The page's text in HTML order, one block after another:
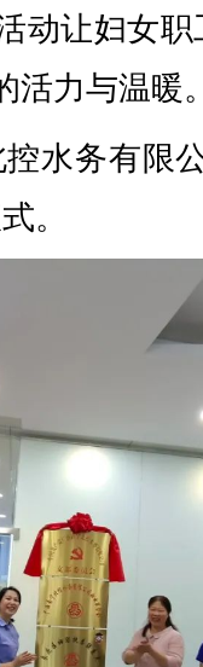
动让妇女
活力与温暖
水务有限
。